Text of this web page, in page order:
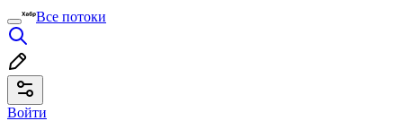
Все потоки
Войти